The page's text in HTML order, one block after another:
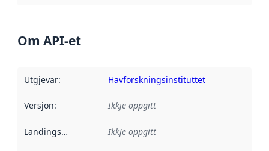
Om API-et
Utgjevar: Havforskningsinstituttet
Versjon: Ikkje oppgitt
Landingsside Ikkje oppgitt